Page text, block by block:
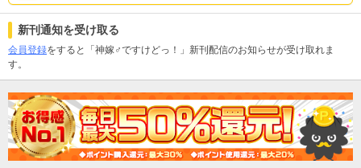
新刊通知を受け取る
会員登録をすると「神嫁♂ですけどっ！」新刊配信のお知らせが受け取れま
す。